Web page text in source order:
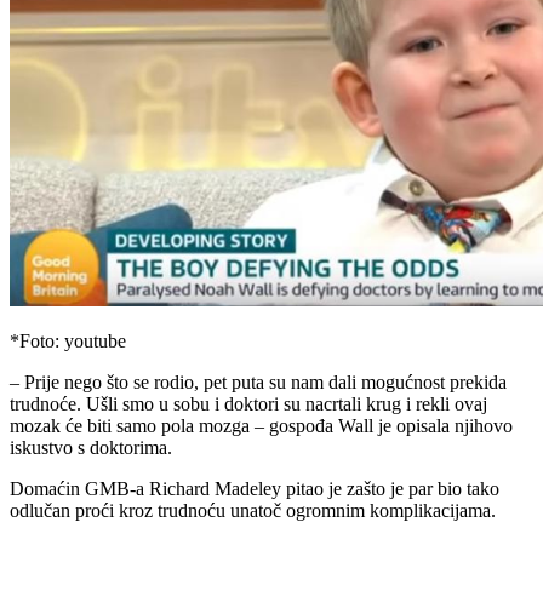
*Foto: youtube
– Prije nego što se rodio, pet puta su nam dali mogućnost prekida
trudnoće. Ušli smo u sobu i doktori su nacrtali krug i rekli ovaj
mozak će biti samo pola mozga – gospođa Wall je opisala njihovo
iskustvo s doktorima.
Domaćin GMB-a Richard Madeley pitao je zašto je par bio tako
odlučan proći kroz trudnoću unatoč ogromnim komplikacijama.